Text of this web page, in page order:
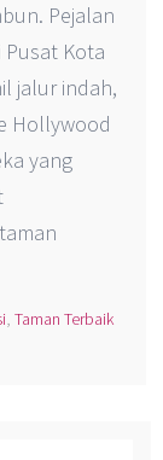
Pejalan
Kota
jalur indah,
Hollywood
yang
,Taman Terbaik